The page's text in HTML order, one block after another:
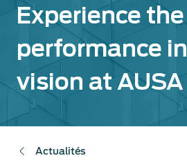
Experience
performance
vision at AUSA
Actualités